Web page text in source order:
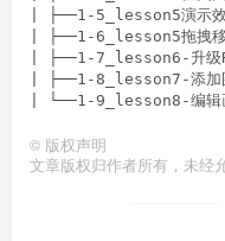
| ├──1-5_lesson5演示
| ├──1-6_lesson5拖拽
| ├──1-7_lesson6-升级
| ├──1-8_lesson7-添加
© 版权声明
文章版权归作者所有，未经